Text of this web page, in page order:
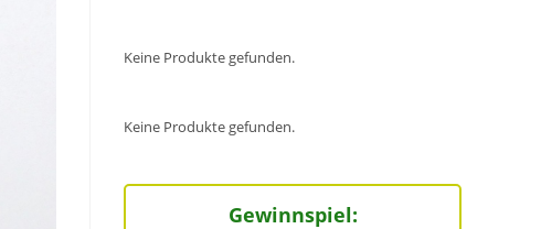
Keine Produkte gefunden.
Keine Produkte gefunden.
Gewinnspiel: